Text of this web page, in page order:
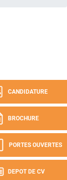
CANDIDATURE
BROCHURE
PORTES OUVERTES
DEPOT DE CV